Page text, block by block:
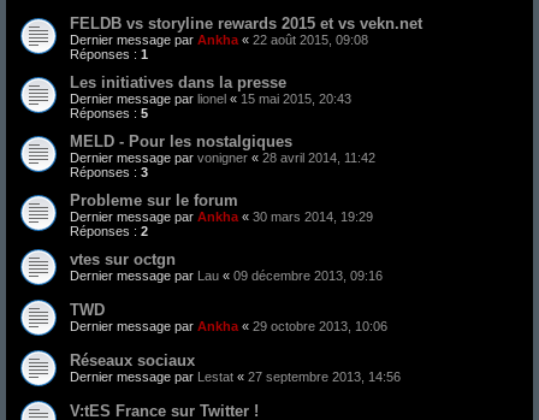
FELDB vs storyline rewards 2015 et vs vekn.net
Dernier message par Ankha « 22 août 2015, 09:08
Réponses : 1
Les initiatives dans la presse
Dernier message par lionel « 15 mai 2015, 20:43
Réponses : 5
MELD - Pour les nostalgiques
Dernier message par vonigner « 28 avril 2014, 11:42
Réponses : 3
Probleme sur le forum
Dernier message par Ankha « 30 mars 2014, 19:29
Réponses : 2
vtes sur octgn
Dernier message par Lau « 09 décembre 2013, 09:16
TWD
Dernier message par Ankha « 29 octobre 2013, 10:06
Réseaux sociaux
Dernier message par Lestat « 27 septembre 2013, 14:56
V:tES France sur Twitter !